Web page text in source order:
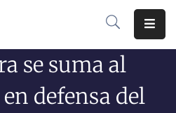
se suma al
defensa del